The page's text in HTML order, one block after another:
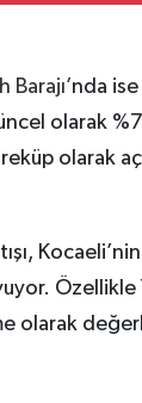
Barajı’nda
olarak
olarak
Kocaeli’nin
Özellikle
olarak